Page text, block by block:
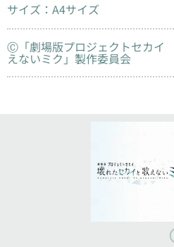
サイズ：A4サイズ
Ⓒ「劇場版プロジェクトセカイ
えないミク」製作委員会